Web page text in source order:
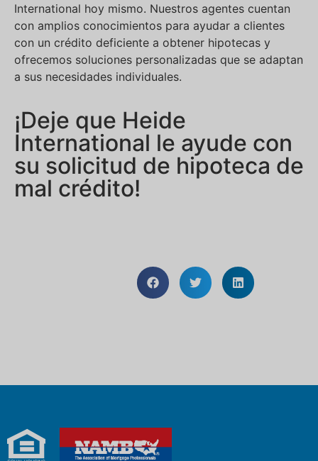
International hoy mismo. Nuestros agentes cuentan
con amplios conocimientos para ayudar a clientes
con un crédito deficiente a obtener hipotecas y
ofrecemos soluciones personalizadas que se adaptan
a sus necesidades individuales.
¡Deje que Heide
International le ayude con
su solicitud de hipoteca de
mal crédito!